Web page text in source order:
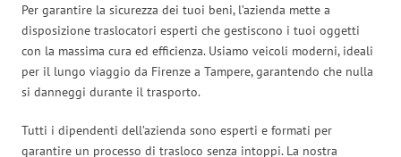
Per garantire la sicurezza dei tuoi beni, l’azienda mette a
disposizione traslocatori esperti che gestiscono i tuoi oggetti
con la massima cura ed efficienza. Usiamo veicoli moderni, ideali
per il lungo viaggio da Firenze a Tampere, garantendo che nulla
si danneggi durante il trasporto.
Tutti i dipendenti dell’azienda sono esperti e formati per
garantire un processo di trasloco senza intoppi. La nostra